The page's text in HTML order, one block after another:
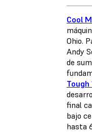
Cool
Ohio.
Andy
de
Tough
final
bajo
hasta